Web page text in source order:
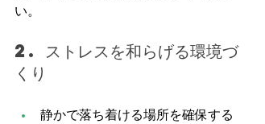
い。
2. ストレスを和らげる環境づ
くり
静かで落ち着ける場所を確保する